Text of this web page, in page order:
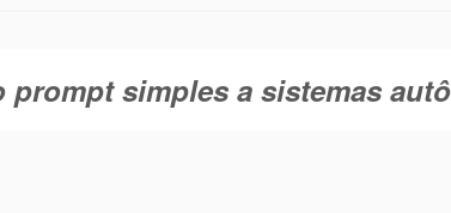
prompt simples a sistemas